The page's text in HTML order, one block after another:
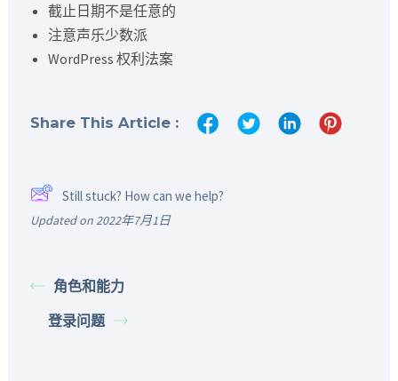
截止日期不是任意的
注意声乐少数派
WordPress 权利法案
Share This Article :
Still stuck? How can we help?
Updated on 2022年7月1日
角色和能力
登录问题